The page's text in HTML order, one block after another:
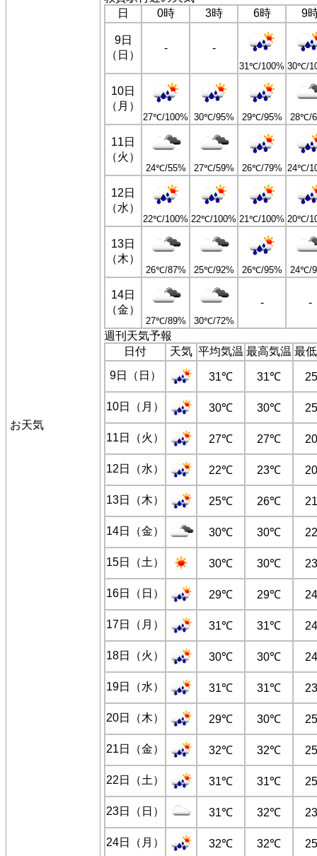
お天気
日
0時 3時 6時 9
9日
（日）
- -
31℃/100% 30℃/
10日
（月）
27℃/100% 30℃/95% 29℃/95% 28℃/
11日
（火）
24℃/55% 27℃/59% 26℃/79% 24℃/
12日
（水）
22℃/100% 22℃/100% 21℃/100% 20℃/
13日
（木）
26℃/87% 25℃/92% 26℃/95% 24℃/
14日
（金）
27℃/89% 30℃/72%
- -
週刊天気予報
日付
天気 平均気温 最高気温 最
9日（日）
31℃ 31℃
10日（月） 30℃ 30℃
11日（火） 27℃ 27℃
12日（水） 22℃ 23℃
13日（木） 25℃ 26℃
14日（金） 30℃ 30℃
15日（土） 30℃ 30℃
16日（日） 29℃ 29℃
17日（月） 31℃ 31℃
18日（火） 30℃ 30℃
19日（水） 31℃ 31℃
20日（木） 29℃ 30℃
21日（金） 32℃ 32℃
22日（土） 31℃ 31℃
23日（日） 31℃ 32℃
24日（月） 32℃ 32℃